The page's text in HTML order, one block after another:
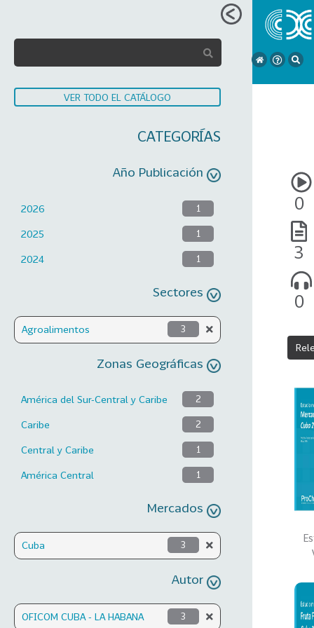
VER TODO EL CATÁLOGO
CATEGORÍAS
Año Publicación
2026 1
2025 1
2024 1
Sectores
Agroalimentos 3
Zonas Geográficas
América del Sur-Central y Caribe 2
Caribe 2
Central y Caribe 1
América Central 1
Mercados
Cuba 3
Autor
OFICOM CUBA - LA HABANA 3
0
3
0